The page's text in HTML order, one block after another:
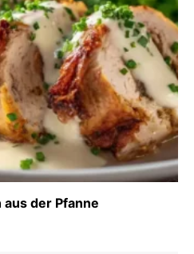
der Pfanne